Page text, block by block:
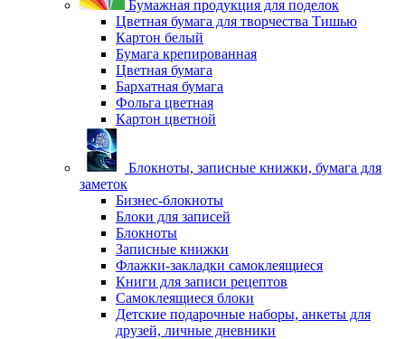
Бумажная продукция для поделок
Цветная бумага для творчества Тишью
Картон белый
Бумага крепированная
Цветная бумага
Бархатная бумага
Фольга цветная
Картон цветной
Блокноты, записные книжки, бумага для
заметок
Бизнес-блокноты
Блоки для записей
Блокноты
Записные книжки
Флажки-закладки самоклеящиеся
Книги для записи рецептов
Самоклеящиеся блоки
Детские подарочные наборы, анкеты для
друзей, личные дневники